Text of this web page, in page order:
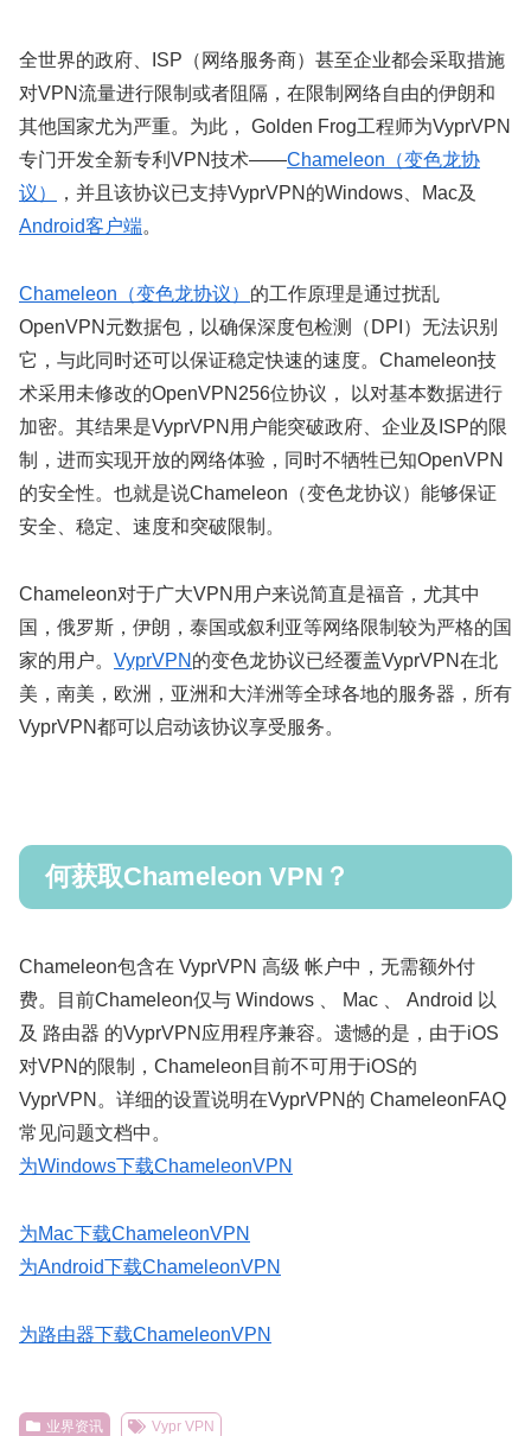
全世界的政府、ISP（网络服务商）甚至企业都会采取措施
对VPN流量进行限制或者阻隔，在限制网络自由的伊朗和
其他国家尤为严重。为此， Golden Frog工程师为VyprVPN
专门开发全新专利VPN技术——Chameleon（变色龙协
议）
，并且该协议已支持VyprVPN的Windows、Mac及
Android客户端。
Chameleon（变色龙协议） 的工作原理是通过扰乱
OpenVPN元数据包，以确保深度包检测（DPI）无法识别
它，与此同时还可以保证稳定快速的速度。Chameleon技
术采用未修改的OpenVPN256位协议， 以对基本数据进行
加密。其结果是VyprVPN用户能突破政府、企业及ISP的限
制，进而实现开放的网络体验，同时不牺牲已知OpenVPN
的安全性。也就是说Chameleon（变色龙协议）能够保证
安全、稳定、速度和突破限制。
Chameleon对于广大VPN用户来说简直是福音，尤其中
国，俄罗斯，伊朗，泰国或叙利亚等网络限制较为严格的国
家的用户。 VyprVPN 的变色龙协议已经覆盖VyprVPN在北
美，南美，欧洲，亚洲和大洋洲等全球各地的服务器，所有
VyprVPN都可以启动该协议享受服务。
何获取Chameleon VPN？
Chameleon包含在 VyprVPN 高级 帐户中，无需额外付
费。目前Chameleon仅与 Windows 、 Mac 、 Android 以
及 路由器 的VyprVPN应用程序兼容。遗憾的是，由于iOS
对VPN的限制，Chameleon目前不可用于iOS的
VyprVPN。详细的设置说明在VyprVPN的 ChameleonFAQ
常见问题文档中。
为Windows下载ChameleonVPN
为Mac下载ChameleonVPN
为Android下载ChameleonVPN
为路由器下载ChameleonVPN
业界资讯 Vypr VPN